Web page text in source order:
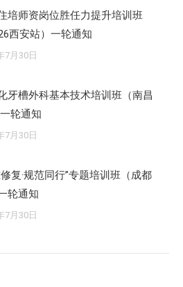
培师资岗位胜任力提升培训班
西安站）一轮通知
7月30日
牙槽外科基本技术培训班（南昌
轮通知
7月30日
复·规范同行”专题培训班（成都
轮通知
7月30日